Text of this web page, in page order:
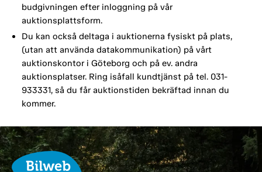
budgivningen efter inloggning på vår
auktionsplattsform.
Du kan också deltaga i auktionerna fysiskt på plats,
(utan att använda datakommunikation) på vårt
auktionskontor i Göteborg och på ev. andra
auktionsplatser. Ring isåfall kundtjänst på tel. 031-
933331, så du får auktionstiden bekräftad innan du
kommer.